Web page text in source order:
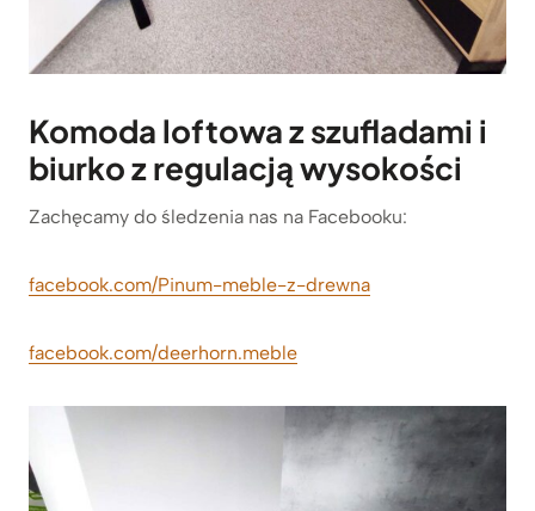
Komoda loftowa z szufladami i
biurko z regulacją wysokości
Zachęcamy do śledzenia nas na Facebooku:
facebook.com/Pinum-meble-z-drewna
facebook.com/deerhorn.meble